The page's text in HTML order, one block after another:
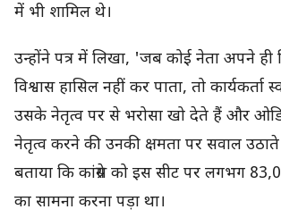
में भी शामिल थे।
उन्होंने पत्र में लिखा, 'जब कोई नेता अपने ही
विश्वास हासिल नहीं कर पाता, तो कार्यकर्ता
उसके नेतृत्व पर से भरोसा खो देते हैं और
नेतृत्व करने की उनकी क्षमता पर सवाल उठाते
बताया कि कांग्रेस को इस सीट पर लगभग
का सामना करना पड़ा था।